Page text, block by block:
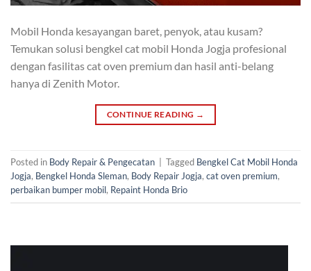
Mobil Honda kesayangan baret, penyok, atau kusam?
Temukan solusi bengkel cat mobil Honda Jogja profesional
dengan fasilitas cat oven premium dan hasil anti-belang
hanya di Zenith Motor.
CONTINUE READING →
Posted in Body Repair & Pengecatan Tagged Bengkel Cat Mobil Honda
Jogja, Bengkel Honda Sleman, Body Repair Jogja, cat oven premium,
perbaikan bumper mobil, Repaint Honda Brio